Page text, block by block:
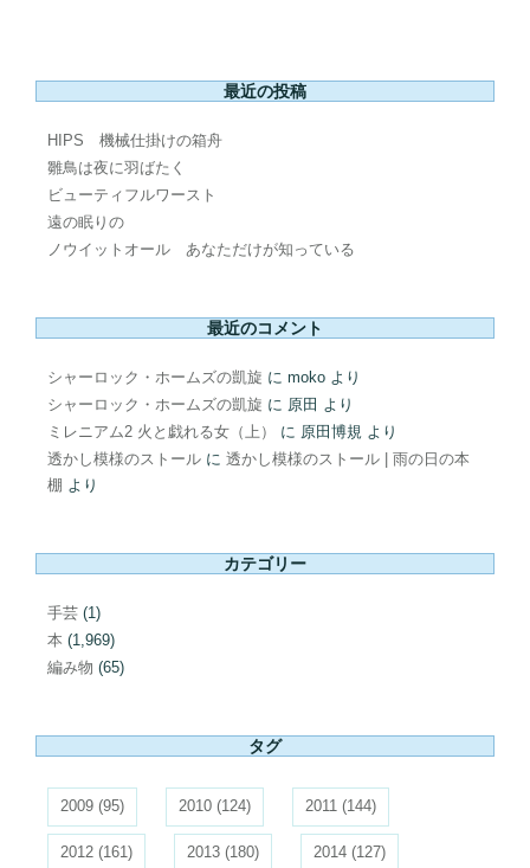
最近の投稿
HIPS 機械仕掛けの箱舟
雛鳥は夜に羽ばたく
ビューティフルワースト
遠の眠りの
ノウイットオール あなただけが知っている
最近のコメント
シャーロック・ホームズの凱旋 に moko より
シャーロック・ホームズの凱旋 に 原田 より
ミレニアム2 火と戯れる女（上）
に 原田博規 より
透かし模様のストール に 透かし模様のストール | 雨の日の本
棚 より
カテゴリー
手芸 (1)
本 (1,969)
編み物 (65)
タグ
2009 (95) 2010 (124) 2011 (144)
2012 (161) 2013 (180) 2014 (127)